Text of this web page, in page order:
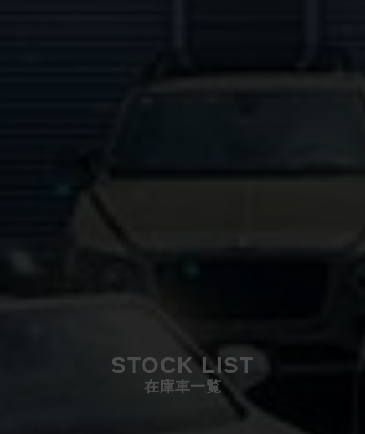
STOCK LIST
在庫車一覧